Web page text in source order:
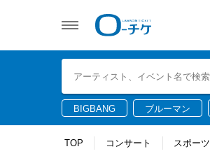
BIGBANG ブルーマン
TOP コンサート スポーツ